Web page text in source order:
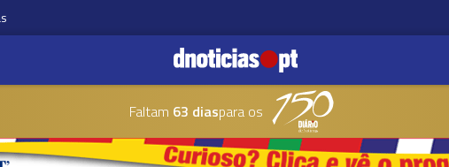
Faltam 63 diaspara os